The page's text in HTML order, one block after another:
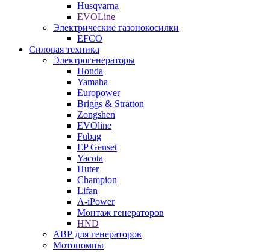
Husqvarna
EVOLine
Электрические газонокосилки
EFCO
Силовая техника
Электрогенераторы
Honda
Yamaha
Europower
Briggs & Stratton
Zongshen
EVOline
Fubag
EP Genset
Yacota
Huter
Champion
Lifan
A-iPower
Монтаж генераторов
HND
АВР для генераторов
Мотопомпы